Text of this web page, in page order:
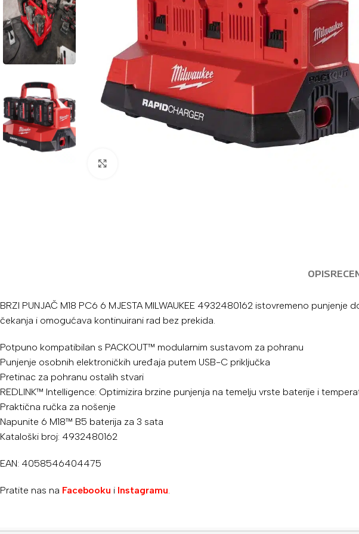
OPIS
BRZI PUNJAČ M18 PC6 6 MJESTA MILWAUKEE 4932480162 istovremeno punjenje
čekanja i omogućava kontinuirani rad bez prekida.
Potpuno kompatibilan s PACKOUT™ modularnim sustavom za pohranu
Punjenje osobnih elektroničkih uređaja putem USB-C priključka
Pretinac za pohranu ostalih stvari
REDLINK™ Intelligence: Optimizira brzine punjenja na temelju vrste baterije i
Praktična ručka za nošenje
Napunite 6 M18™ B5 baterija za 3 sata
Kataloški broj: 4932480162
EAN: 4058546404475
Pratite nas na Facebooku i Instagramu.